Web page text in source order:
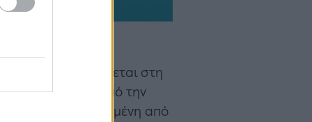
της χώρας. Βρίσκεται στη
δημιουργήθηκε από την
περιτριγυρισμένη από